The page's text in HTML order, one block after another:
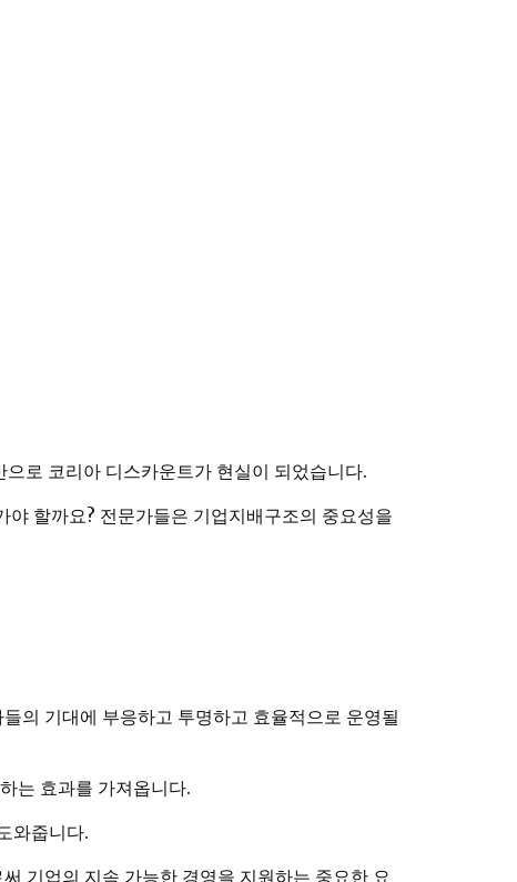
로 코리아 디스카운트가 현실이 되었습니다.
야 할까요? 전문가들은 기업지배구조의 중요성을
의 기대에 부응하고 투명하고 효율적으로 운영될
는 효과를 가져옵니다.
와줍니다.
기업의 지속 가능한 경영을 지원하는 중요한 요